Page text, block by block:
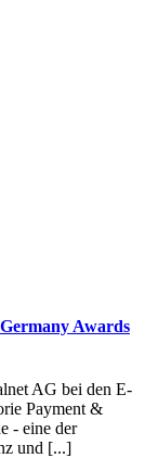
Awards
AG bei den E-
Payment &
- eine der
und [...]